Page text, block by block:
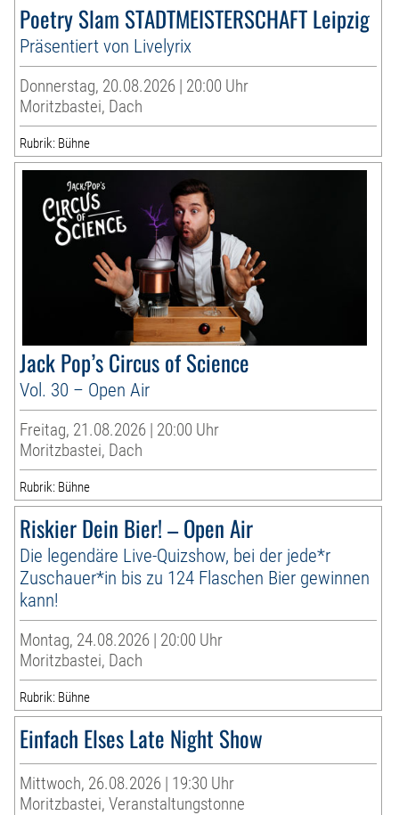
Poetry Slam STADTMEISTERSCHAFT Leipzig
Präsentiert von Livelyrix
Donnerstag, 20.08.2026 | 20:00 Uhr
Moritzbastei, Dach
Rubrik: Bühne
Jack Pop’s Circus of Science
Vol. 30 – Open Air
Freitag, 21.08.2026 | 20:00 Uhr
Moritzbastei, Dach
Rubrik: Bühne
Riskier Dein Bier! – Open Air
Die legendäre Live-Quizshow, bei der jede*r
Zuschauer*in bis zu 124 Flaschen Bier gewinnen
kann!
Montag, 24.08.2026 | 20:00 Uhr
Moritzbastei, Dach
Rubrik: Bühne
Einfach Elses Late Night Show
Mittwoch, 26.08.2026 | 19:30 Uhr
Moritzbastei, Veranstaltungstonne